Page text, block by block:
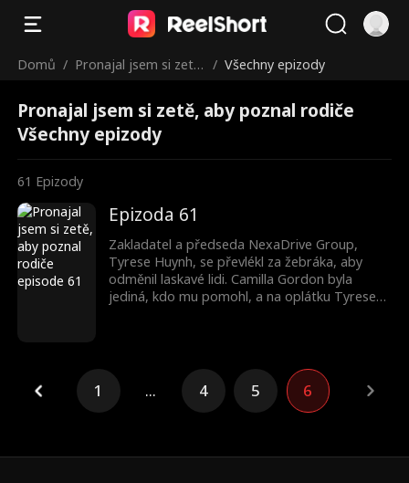
Domů / Pronajal jsem si zetě,
/ Všechny epizody
Pronajal jsem si zetě, aby poznal rodiče
Všechny epizody
61 Epizody
Epizoda 61
Zakladatel a předseda NexaDrive Group,
Tyrese Huynh, se převlékl za žebráka, aby
odměnil laskavé lidi. Camilla Gordon byla
jediná, kdo mu pomohl, a na oplátku Tyrese
narozeninovou oslavu, Tyrese čelil urážkám od
její rodiny. Camilla však stála po jeho boku.
Tehdy zjistila, že Tyrese je Závodní Legenda,
kterou tajně obdivovala léta! To, co začalo
něco mnohem skutečnějšího, než oba
1 ... 4 5 6